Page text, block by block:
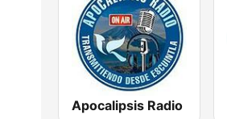
Apocalipsis Radio